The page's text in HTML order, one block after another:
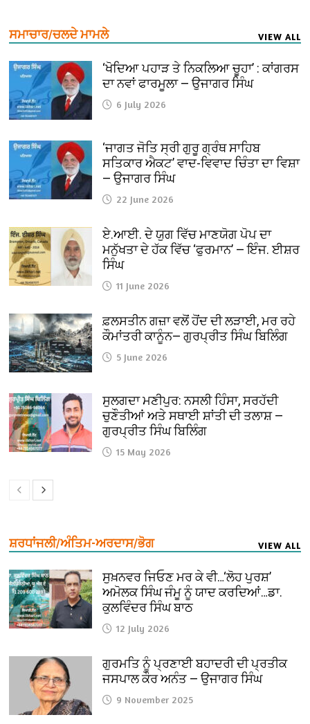
ਸਮਾਚਾਰ/ਚਲਦੇ ਮਾਮਲੇ VIEW ALL
‘ਖੋਦਿਆ ਪਹਾੜ ਤੇ ਨਿਕਲਿਆ ਚੂਹਾ’ : ਕਾਂਗਰਸ
ਦਾ ਨਵਾਂ ਫਾਰਮੂਲਾ — ਉਜਾਗਰ ਸਿੰਘ
6 July 2026
‘ਜਾਗਤ ਜੋਤਿ ਸ੍ਰੀ ਗੁਰੂ ਗ੍ਰੰਥ ਸਾਹਿਬ
ਸਤਿਕਾਰ ਐਕਟ’ ਵਾਦ-ਵਿਵਾਦ ਚਿੰਤਾ ਦਾ ਵਿਸ਼ਾ
— ਉਜਾਗਰ ਸਿੰਘ
22 June 2026
ਏ.ਆਈ. ਦੇ ਯੁਗ ਵਿੱਚ ਮਾਣਯੋਗ ਪੋਪ ਦਾ
ਮਨੁੱਖਤਾ ਦੇ ਹੱਕ ਵਿੱਚ ‘ਫੁਰਮਾਨ’ — ਇੰਜ. ਈਸ਼ਰ
ਸਿੰਘ
11 June 2026
ਫ਼ਲਸਤੀਨ ਗਜ਼ਾ ਵਲੋਂ ਹੋਂਦ ਦੀ ਲੜਾਈ, ਮਰ ਰਹੇ
ਕੌਮਾਂਤਰੀ ਕਾਨੂੰਨ— ਗੁਰਪ੍ਰੀਤ ਸਿੰਘ ਬਿਲਿੰਗ
5 June 2026
ਸੁਲਗਦਾ ਮਣੀਪੁਰ: ਨਸਲੀ ਹਿੰਸਾ, ਸਰਹੱਦੀ
ਚੁਣੌਤੀਆਂ ਅਤੇ ਸਥਾਈ ਸ਼ਾਂਤੀ ਦੀ ਤਲਾਸ਼ —
ਗੁਰਪ੍ਰੀਤ ਸਿੰਘ ਬਿਲਿੰਗ
15 May 2026
ਸ਼ਰਧਾਂਜਲੀ/ਅੰਤਿਮ-ਅਰਦਾਸ/ਭੋਗ VIEW ALL
ਸੁਖ਼ਨਵਰ ਜਿਓਣ ਮਰ ਕੇ ਵੀ…‘ਲੋਹ ਪੁਰਸ਼’
ਅਮੋਲਕ ਸਿੰਘ ਜੰਮੂ ਨੂੰ ਯਾਦ ਕਰਦਿਆਂ…ਡਾ.
ਕੁਲਵਿੰਦਰ ਸਿੰਘ ਬਾਠ
12 July 2026
ਗੁਰਮਤਿ ਨੂੰ ਪ੍ਰਣਾਈ ਬਹਾਦਰੀ ਦੀ ਪ੍ਰਤੀਕ
ਜਸਪਾਲ ਕੌਰ ਅਨੰਤ — ਉਜਾਗਰ ਸਿੰਘ
9 November 2025